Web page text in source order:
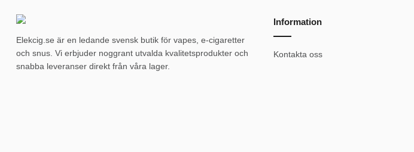
Elekcig.se är en ledande svensk butik för vapes, e-cigaretter
och snus. Vi erbjuder noggrant utvalda kvalitetsprodukter och
snabba leveranser direkt från våra lager.
Information
Kontakta oss